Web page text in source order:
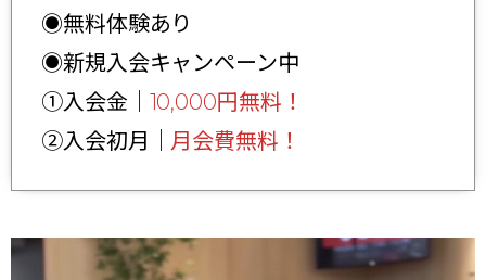
◉無料体験あり
◉新規入会キャンペーン中
①入会金｜ 10,000円無料！
②入会初月｜ 月会費無料！